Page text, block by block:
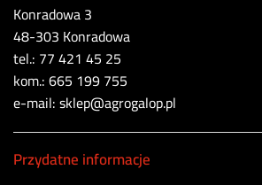
Konradowa 3
48-303 Konradowa
tel.: 77 421 45 25
kom.: 665 199 755
e-mail: sklep@agrogalop.pl
Przydatne informacje